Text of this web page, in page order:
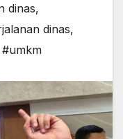
dinas,
dinas,
#umkm